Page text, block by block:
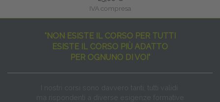
IVA compresa
"NON ESISTE IL CORSO PER TUTTI
ESISTE IL CORSO PIÙ ADATTO
PER OGNUNO DI VOI"
I nostri corsi sono davvero tanti, tutti validi
ma rispondenti a diverse esigenze formative